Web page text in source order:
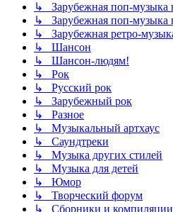
↳ Зарубежная поп-музыка
↳ Зарубежная поп-музыка
↳ Зарубежная ретро-
↳ Шансон
↳ Шансон-людям!
↳ Рок
↳ Русский рок
↳ Зарубежный рок
↳ Разное
↳ Музыкальный артхаус
↳ Саундтреки
↳ Музыка других стилей
↳ Музыка для детей
↳ Юмор
↳ Творческий форум
↳ Сборники и компиляции,